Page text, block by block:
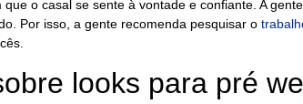
o casal se sente à vontade e confiante. A
Por isso, a gente recomenda pesquisar o
looks para pré